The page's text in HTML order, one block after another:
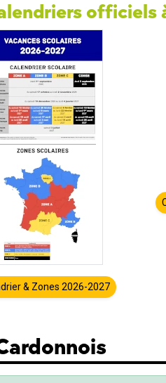
officiels
& Zones 2026-2027